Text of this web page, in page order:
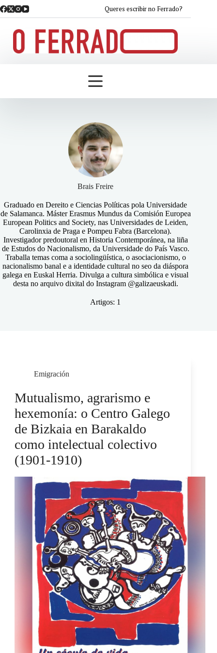
Saltar
ao
Queres escribir no Ferrado?
Brais Freire
Graduado en Dereito e Ciencias Políticas pola Universidade
de Salamanca. Máster Erasmus Mundus da Comisión Europea
European Politics and Society, nas Universidades de Leiden,
Carolinxia de Praga e Pompeu Fabra (Barcelona).
Investigador predoutoral en Historia Contemporánea, na liña
de Estudos do Nacionalismo, da Universidade do País Vasco.
Traballa temas coma a sociolingüística, o asociacionismo, o
nacionalismo banal e a identidade cultural no seo da diáspora
galega en Euskal Herria. Divulga a cultura simbólica e visual
desta no arquivo dixital do Instagram @galizaeuskadi.
Artigos: 1
Emigración
Mutualismo, agrarismo e
hexemonía: o Centro Galego
de Bizkaia en Barakaldo
como intelectual colectivo
(1901-1910)